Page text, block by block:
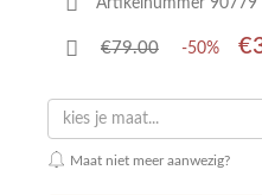
Artikelnummer 90779
€79.00 -50%
kies je maat...
Maat niet meer aanwezig?